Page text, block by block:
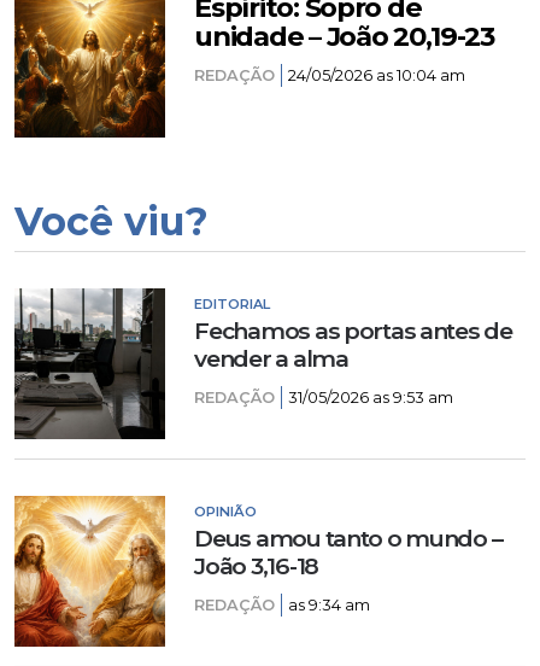
Espírito: Sopro de
unidade – João 20,19-23
REDAÇÃO 24/05/2026 as 10:04 am
Você viu?
EDITORIAL
Fechamos as portas antes de
vender a alma
REDAÇÃO 31/05/2026 as 9:53 am
OPINIÃO
Deus amou tanto o mundo –
João 3,16-18
REDAÇÃO as 9:34 am